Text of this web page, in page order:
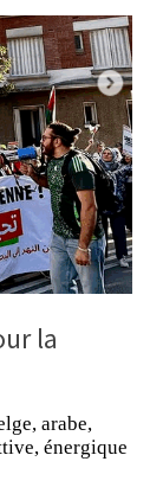
la
arabe,
énergique